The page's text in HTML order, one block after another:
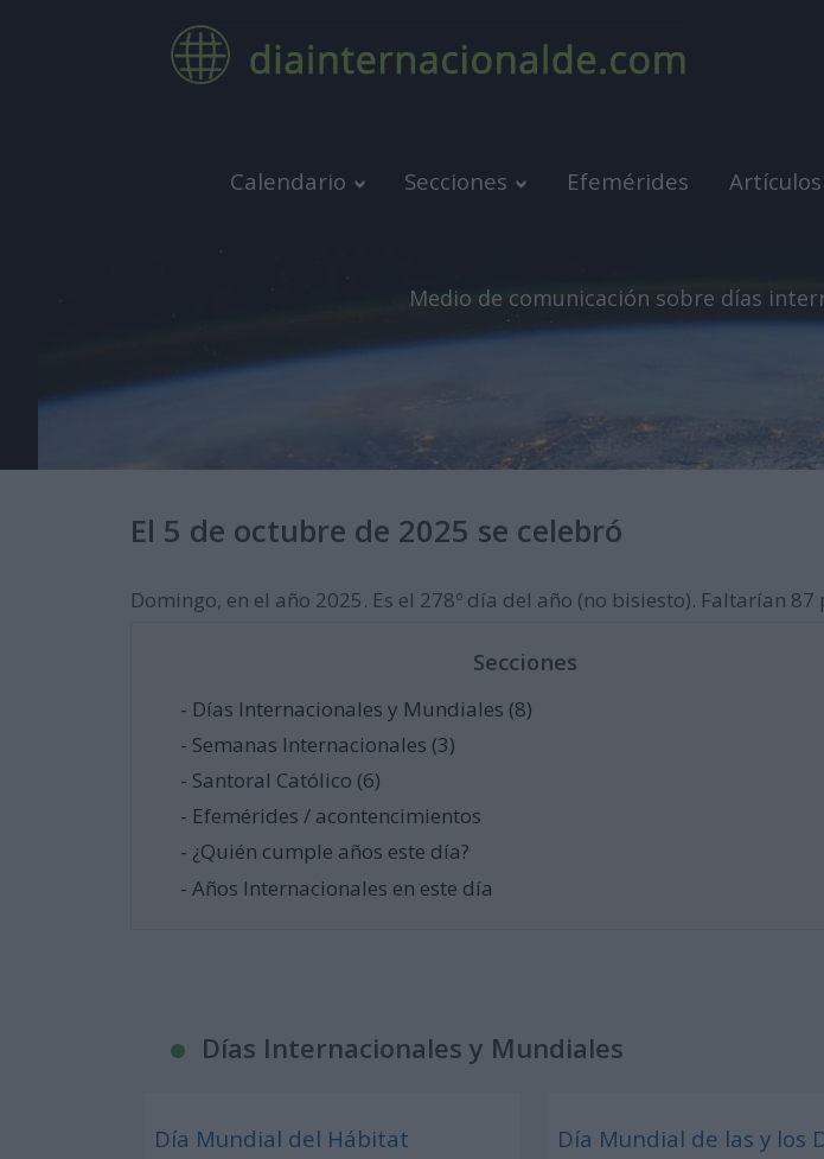
Calendario Secciones Efemérides Artículos
Medio de comunicación sobre días
El 5 de octubre de 2025 se celebró
Domingo, en el año 2025. Es el 278º día del año (no bisiesto). Faltarían
Secciones
- Días Internacionales y Mundiales (8)
- Semanas Internacionales (3)
- Santoral Católico (6)
- Efemérides / acontencimientos
- ¿Quién cumple años este día?
- Años Internacionales en este día
Días Internacionales y Mundiales
Día Mundial del Hábitat Día Mundial de las y los